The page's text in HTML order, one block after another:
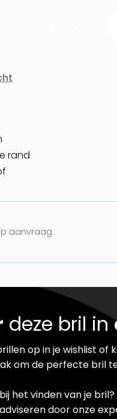
rand
aanvraag
deze bril in
op in je wishlist of
om de perfecte bril
het vinden van je bril?
door onze